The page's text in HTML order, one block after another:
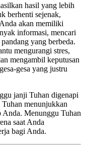
hasil yang lebih
berhenti sejenak,
akan memiliki
informasi, mencari
yang berbeda.
mengurangi stres,
mengambil keputusan
gesa yang justru
janji Tuhan digenapi
menunjukkan
Menunggu Tuhan
saat Anda
bagi Anda.